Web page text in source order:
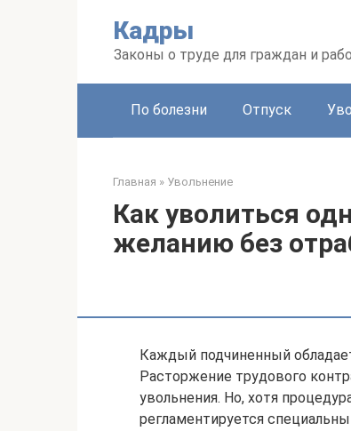
Кадры
Законы о труде для граждан и
По болезни Отпуск
Главная » Увольнение
Как уволиться
желанию без
Каждый подчиненный
Расторжение трудового
увольнения. Но, хотя
регламентируется